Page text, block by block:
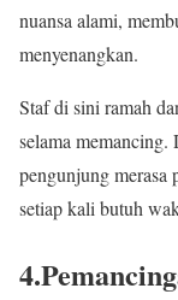
nuansa alami,
menyenangkan.
Staf di sini ramah
selama
pengunjung
setiap kali butuh